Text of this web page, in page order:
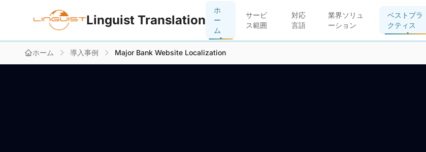
Linguist Translation
ホ
ー
ム
サービ
ス範囲
対応
言語
業界ソリュ
ーション
ベストプラ
クティス
ホーム 導入事例 Major Bank Website Localization